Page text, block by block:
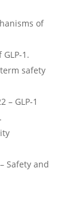
of
GLP-1.
safety
– GLP-1
Safety and